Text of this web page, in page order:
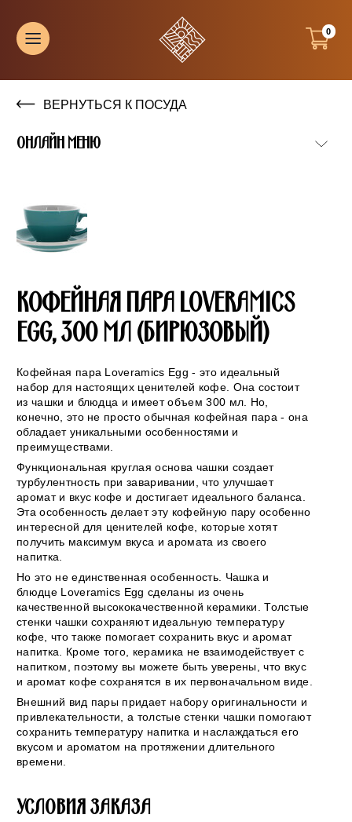
0
ВЕРНУТЬСЯ К ПОСУДА
ОНЛАЙН МЕНЮ
КОФЕЙНАЯ ПАРА LOVERAMICS
EGG, 300 МЛ (БИРЮЗОВЫЙ)
Кофейная пара Loveramics Egg - это идеальный
набор для настоящих ценителей кофе. Она состоит
из чашки и блюдца и имеет объем 300 мл. Но,
конечно, это не просто обычная кофейная пара - она
обладает уникальными особенностями и
преимуществами.
Функциональная круглая основа чашки создает
турбулентность при заваривании, что улучшает
аромат и вкус кофе и достигает идеального баланса.
Эта особенность делает эту кофейную пару особенно
интересной для ценителей кофе, которые хотят
получить максимум вкуса и аромата из своего
напитка.
Но это не единственная особенность. Чашка и
блюдце Loveramics Egg сделаны из очень
качественной высококачественной керамики. Толстые
стенки чашки сохраняют идеальную температуру
кофе, что также помогает сохранить вкус и аромат
напитка. Кроме того, керамика не взаимодействует с
напитком, поэтому вы можете быть уверены, что вкус
и аромат кофе сохранятся в их первоначальном виде.
Внешний вид пары придает набору оригинальности и
привлекательности, а толстые стенки чашки помогают
сохранить температуру напитка и наслаждаться его
вкусом и ароматом на протяжении длительного
времени.
УСЛОВИЯ ЗАКАЗА